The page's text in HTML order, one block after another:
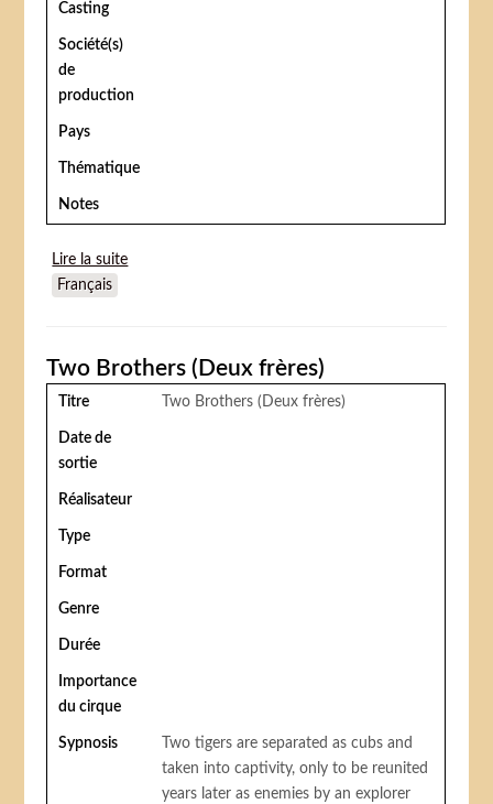
Casting
Société(s)
de
production
Pays
Thématique
Notes
Lire la suite
Français
Two Brothers (Deux frères)
Titre Two Brothers (Deux frères)
Date de
sortie
Réalisateur
Type
Format
Genre
Durée
Importance
du cirque
Sypnosis
Two tigers are separated as cubs and
taken into captivity, only to be reunited
years later as enemies by an explorer